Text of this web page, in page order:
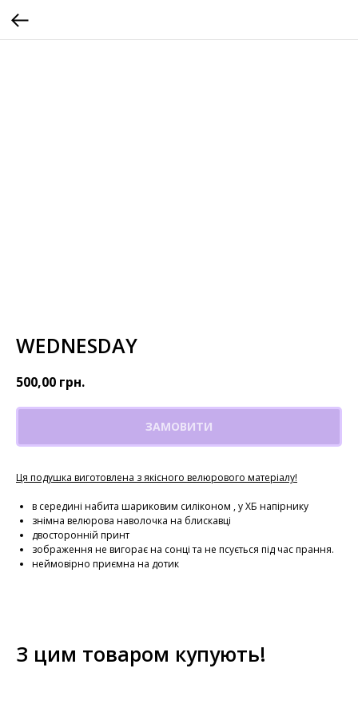
WEDNESDAY
500,00 грн.
ЗАМОВИТИ
Ця подушка виготовлена з якісного велюрового матеріалу!
в середині набита шариковим силіконом , у ХБ напірнику
знімна велюрова наволочка на блискавці
двосторонній принт
зображення не вигорає на сонці та не псується під час прання.
неймовірно приємна на дотик
З цим товаром купують!